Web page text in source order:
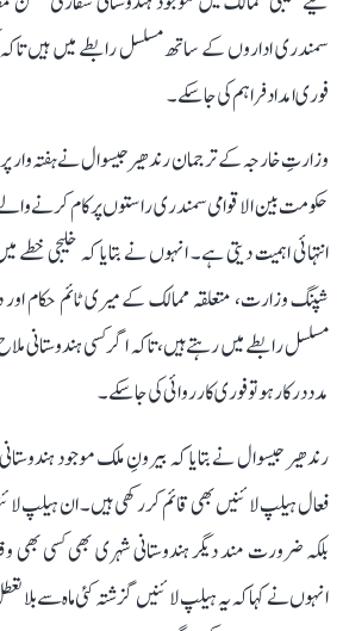
سمندری اداروں کے ساتھ مسلسل رابطے میں ہیں
فوری امداد فراہم کی جا سکے۔
وزارتِ خارجہ کے ترجمان رندھیر جیسوال نے ہفتہ
حکومت بین الاقوامی سمندری راستوں پر کام کرنے والے
انتہائی اہمیت دیتی ہے۔ انہوں نے بتایا کہ خلیجی خطے
شپنگ وزارت، متعلقہ ممالک کے میری ٹائم حکام
مسلسل رابطے میں رہتے ہیں، تاکہ اگر کسی ہندوستانی
مدد درکار ہو تو فوری کارروائی کی جا سکے۔
فعال ہیلپ لائنیں بھی قائم کر رکھی ہیں۔ ان ہیلپ
بلکہ ضرورت مند دیگر ہندوستانی شہری بھی کسی
انہوں نے کہا کہ یہ ہیلپ لائنیں گزشتہ کئی ماہ سے بلا